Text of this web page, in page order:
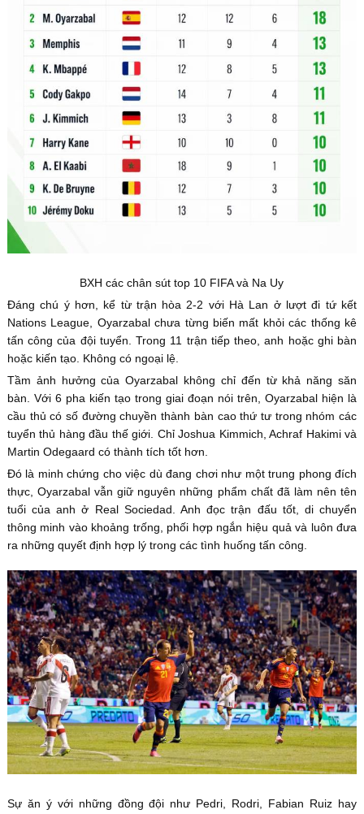
BXH các chân sút top 10 FIFA và Na Uy
Đáng chú ý hơn, kể từ trận hòa 2-2 với Hà Lan ở lượt đi tứ kết
Nations League, Oyarzabal chưa từng biến mất khỏi các thống kê
tấn công của đội tuyển. Trong 11 trận tiếp theo, anh hoặc ghi bàn
hoặc kiến tạo. Không có ngoại lệ.
Tầm ảnh hưởng của Oyarzabal không chỉ đến từ khả năng săn
bàn. Với 6 pha kiến tạo trong giai đoạn nói trên, Oyarzabal hiện là
cầu thủ có số đường chuyền thành bàn cao thứ tư trong nhóm các
tuyển thủ hàng đầu thế giới. Chỉ Joshua Kimmich, Achraf Hakimi và
Martin Odegaard có thành tích tốt hơn.
Đó là minh chứng cho việc dù đang chơi như một trung phong đích
thực, Oyarzabal vẫn giữ nguyên những phẩm chất đã làm nên tên
tuổi của anh ở Real Sociedad. Anh đọc trận đấu tốt, di chuyển
thông minh vào khoảng trống, phối hợp ngắn hiệu quả và luôn đưa
ra những quyết định hợp lý trong các tình huống tấn công.
Sự ăn ý với những đồng đội như Pedri, Rodri, Fabian Ruiz hay